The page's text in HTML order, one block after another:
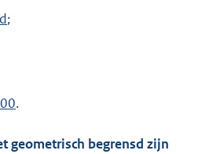
;
.
geometrisch begrensd zijn